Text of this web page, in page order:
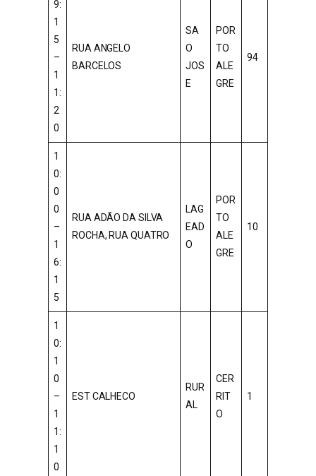
9:
1
5
–
1
1:
2
0
RUA ANGELO
BARCELOS
SA
O
JOS
E
POR
TO
ALE
GRE
94
1
0:
0
0
–
1
6:
1
5
RUA ADÃO DA SILVA
ROCHA, RUA QUATRO
LAG
EAD
O
POR
TO
ALE
GRE
10
1
0:
1
0
–
1
1:
1
0
EST CALHECO
RUR
AL
CER
RIT
O
1